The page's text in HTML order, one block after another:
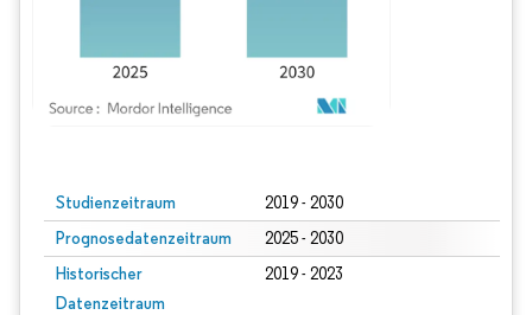
Studienzeitraum 2019 - 2030
Prognosedatenzeitraum 2025 - 2030
Historischer
Datenzeitraum
2019 - 2023